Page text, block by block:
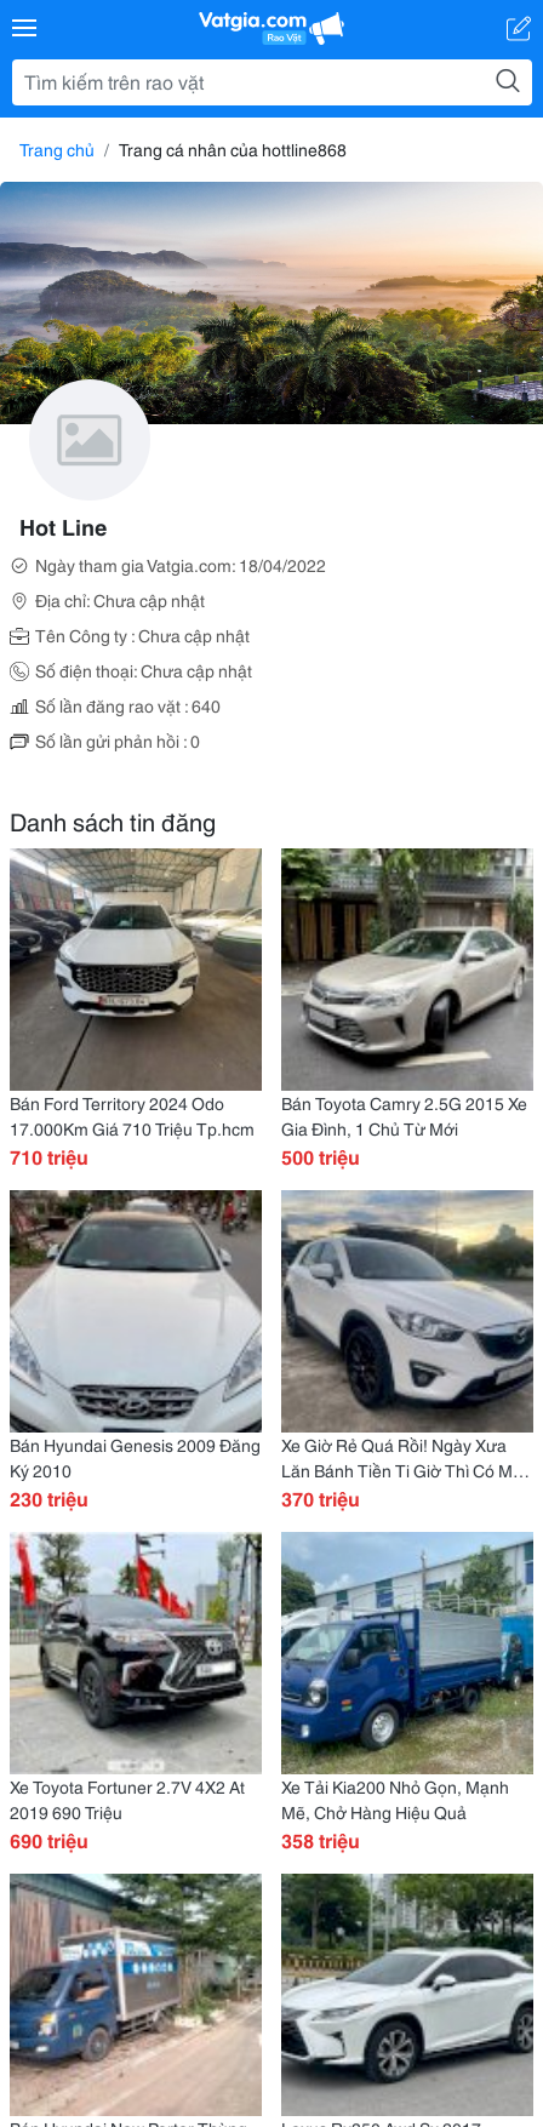
Trang chủ Trang cá nhân của hottline868
Hot Line
Ngày tham gia Vatgia.com: 18/04/2022
Địa chỉ: Chưa cập nhật
Tên Công ty : Chưa cập nhật
Số điện thoại: Chưa cập nhật
Số lần đăng rao vặt : 640
Số lần gửi phản hồi : 0
Danh sách tin đăng
Bán Ford Territory 2024 Odo
17.000Km Giá 710 Triệu Tp.hcm
710 triệu
Bán Toyota Camry 2.5G 2015 Xe
Gia Đình, 1 Chủ Từ Mới
500 triệu
Bán Hyundai Genesis 2009 Đăng
Ký 2010
230 triệu
Xe Giờ Rẻ Quá Rồi! Ngày Xưa
Lăn Bánh Tiền Ti Giờ Thì Có Mấy
Trăm! Cx5 2.0At 2015
370 triệu
Xe Toyota Fortuner 2.7V 4X2 At
2019 690 Triệu
690 triệu
Xe Tải Kia200 Nhỏ Gọn, Mạnh
Mẽ, Chở Hàng Hiệu Quả
358 triệu